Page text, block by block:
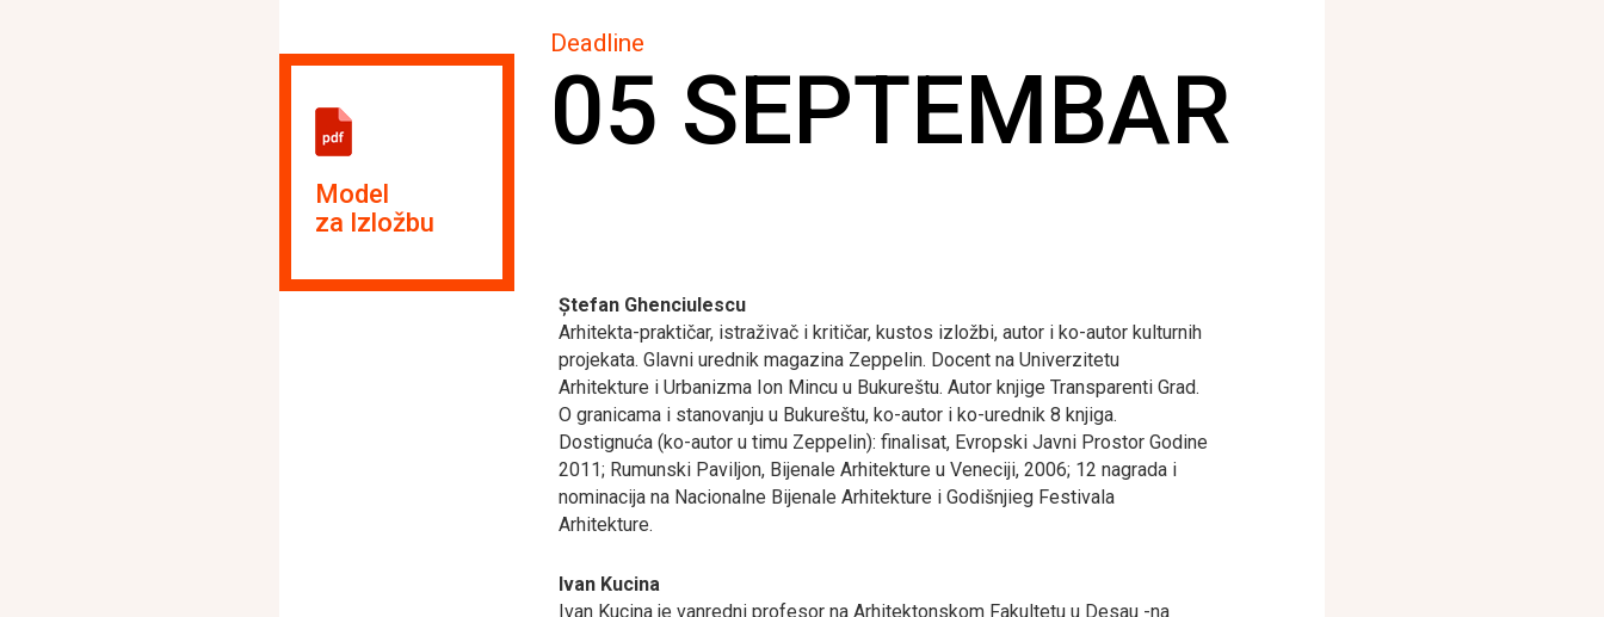
Model
za Izložbu
Deadline
05 SEPTEMBAR
Ștefan Ghenciulescu
Arhitekta-praktičar, istraživač i kritičar, kustos izložbi, autor i ko-autor kulturnih
projekata. Glavni urednik magazina Zeppelin. Docent na Univerzitetu
Arhitekture i Urbanizma Ion Mincu u Bukureštu. Autor knjige Transparenti Grad.
O granicama i stanovanju u Bukureštu, ko-autor i ko-urednik 8 knjiga.
Dostignuća (ko-autor u timu Zeppelin): finalisat, Evropski Javni Prostor Godine
2011; Rumunski Paviljon, Bijenale Arhitekture u Veneciji, 2006; 12 nagrada i
nominacija na Nacionalne Bijenale Arhitekture i Godišnjieg Festivala
Arhitekture.
Ivan Kucina
Ivan Kucina je vanredni profesor na Arhitektonskom Fakultetu u Desau -na